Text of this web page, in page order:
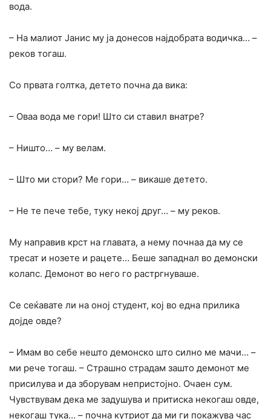
вода.
– На малиот Јанис му ја донесов најдобрата водичка… –
реков тогаш.
Со првата голтка, детето почна да вика:
– Оваа вода ме гори! Што си ставил внатре?
– Ништо… – му велам.
– Што ми стори? Ме гори… – викаше детето.
– Не те пече тебе, туку некој друг… – му реков.
Му направив крст на главата, а нему почнаа да му се
тресат и нозете и рацете… Беше западнал во демонски
колапс. Демонот во него го растргнуваше.
Се сеќавате ли на оној студент, кој во една прилика
дојде овде?
– Имам во себе нешто демонско што силно ме мачи… –
ми рече тогаш. – Страшно страдам зашто демонот ме
присилува и да зборувам непристојно. Очаен сум.
Чувствувам дека ме задушува и притиска некогаш овде,
некогаш тука… – почна кутриот да ми ги покажува час